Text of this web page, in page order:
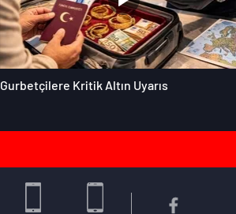
Gurbetçilere Kritik Altın Uyarıs